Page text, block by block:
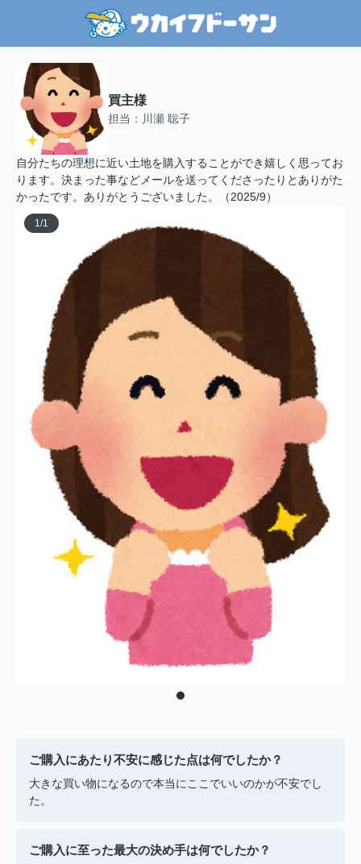
買主様
担当：川瀬 聡子
自分たちの理想に近い土地を購入することができ嬉しく思ってお
ります。決まった事などメールを送ってくださったりとありがた
かったです。ありがとうございました。（2025/9）
1/1
ご購入にあたり不安に感じた点は何でしたか？
大きな買い物になるので本当にここでいいのかが不安でし
た。
ご購入に至った最大の決め手は何でしたか？